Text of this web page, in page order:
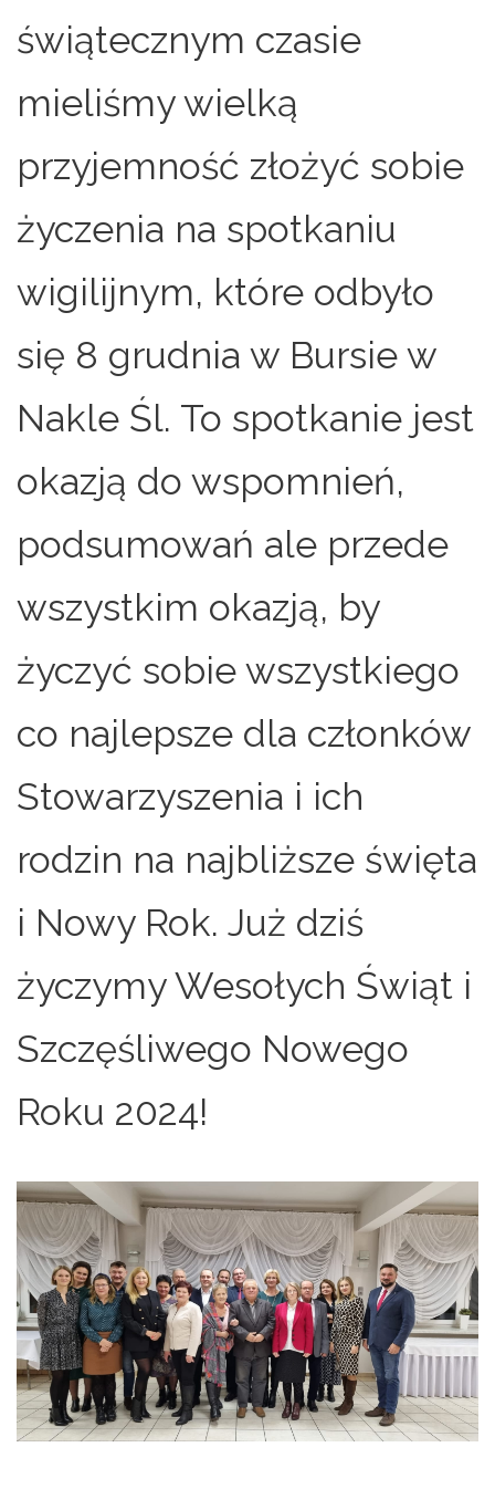
świątecznym czasie
mieliśmy wielką
przyjemność złożyć sobie
życzenia na spotkaniu
wigilijnym, które odbyło
się 8 grudnia w Bursie w
Nakle Śl. To spotkanie jest
okazją do wspomnień,
podsumowań ale przede
wszystkim okazją, by
życzyć sobie wszystkiego
co najlepsze dla członków
Stowarzyszenia i ich
rodzin na najbliższe święta
i Nowy Rok. Już dziś
życzymy Wesołych Świąt i
Szczęśliwego Nowego
Roku 2024!